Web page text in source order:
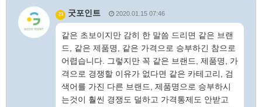
23 굿포인트 2020.01.15 07:46
같은 초보이지만 감히 한 말씀 드리면 같은 브랜
드, 같은 제품명, 같은 가격으로 승부하긴 참으로
어렵습니다. 그렇지만 꼭 같은 브랜드, 제품명, 가
격으로 경쟁할 이유가 없다면 같은 카테고리, 검
색어를 가진 다른 브랜드, 제품명으로 승부하시
는것이 훨씬 경쟁도 덜하고 가격통제도 안받고